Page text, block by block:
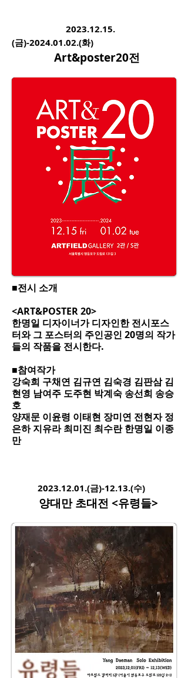
2023.12.15.
(금)-2024.01.02.(화)
Art&poster20전
■전시 소개
<ART&POSTER 20>
한명일 디자이너가 디자인한 전시포스
터와 그 포스터의 주인공인 20명의 작가
들의 작품을 전시한다.
■참여작가
강숙희 구채연 김규연 김숙경 김판삼 김
현영 남여주 도주현 박계숙 송선희 송승
호
양재문 이윤령 이태현 장미연 전현자 정
은하 지유라 최미진 최수란 한명일 이종
만
2023.12.01.(금)-12.13.(수)
양대만초대전 <유령들>